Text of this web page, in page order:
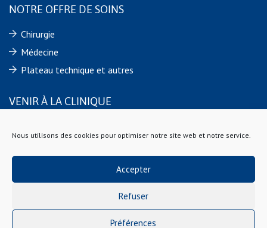
Nous utilisons des cookies pour optimiser notre site web et notre service.
Accepter
Refuser
Préférences
NOTRE OFFRE DE SOINS
Chirurgie
Médecine
Plateau technique et autres
VENIR À LA CLINIQUE
76 Rue Châteaubriand
Téléphone : 02 96 85 85 85